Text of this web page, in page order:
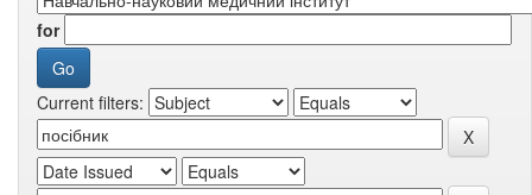
for
Current filters: